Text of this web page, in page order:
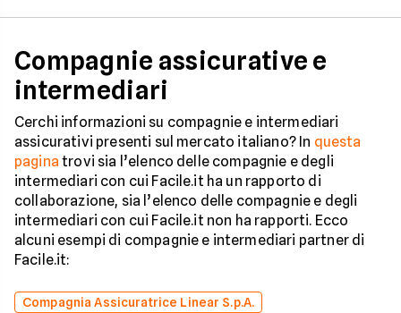
Compagnie assicurative e
intermediari
Cerchi informazioni su compagnie e intermediari
assicurativi presenti sul mercato italiano? In questa
pagina trovi sia l’elenco delle compagnie e degli
intermediari con cui Facile.it ha un rapporto di
collaborazione, sia l’elenco delle compagnie e degli
intermediari con cui Facile.it non ha rapporti. Ecco
alcuni esempi di compagnie e intermediari partner di
Facile.it:
Compagnia Assicuratrice Linear S.p.A.